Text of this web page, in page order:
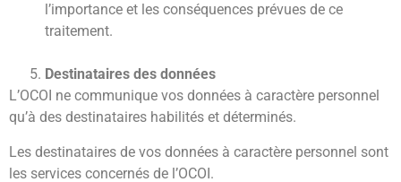
l’importance et les conséquences prévues de ce
traitement.
Destinataires des données
L’OCOI ne communique vos données à caractère personnel
qu’à des destinataires habilités et déterminés.
Les destinataires de vos données à caractère personnel sont
les services concernés de l’OCOI.